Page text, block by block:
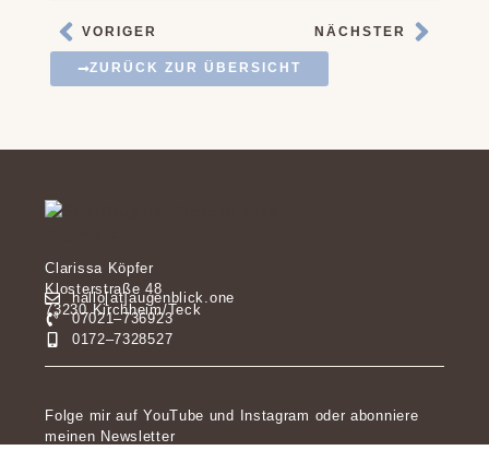
VORIGER NÄCHSTER
ZURÜCK ZUR ÜBERSICHT
Clarissa Köpfer
Klosterstraße 48
73230 Kirchheim/Teck
hallo[at]augenblick.one
07021–736923
0172–7328527
Folge mir auf YouTube und Instagram oder abonniere
meinen Newsletter